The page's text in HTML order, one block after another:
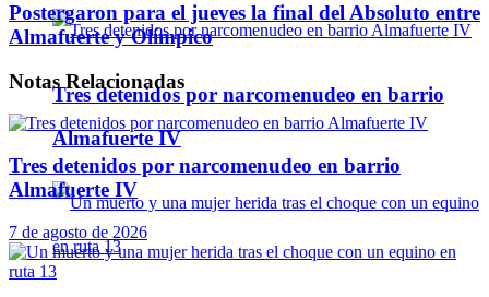
Tres detenidos por narcomenudeo en barrio
Almafuerte IV
Postergaron para el jueves la final del Absoluto entre
Almafuerte y Olímpico
Notas Relacionadas
Tres detenidos por narcomenudeo en barrio
Almafuerte IV
7 de agosto de 2026